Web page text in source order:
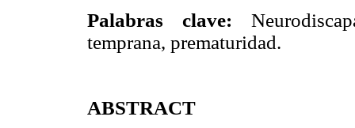
Palabras clave:
temprana, prematuridad.
ABSTRACT